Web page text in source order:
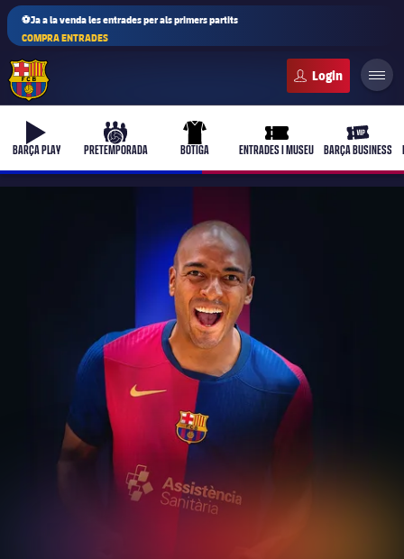
⚽Ja a la venda les entrades per als primers partits
COMPRA ENTRADES
b-play
BARÇA PLAY
culers-ball
PRETEMPORADA
uniform
BOTIGA
ticket-full
ENTRADES I MUSEU
ticket-
BARÇA BUSINESS
plusicon
més
Junta Directiva